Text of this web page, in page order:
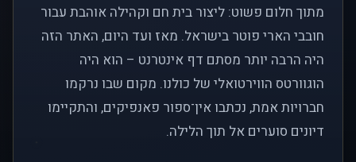
מתוך חלום פשוט: ליצור בית חם וקהילה אוהבת עבור
חובבי הארי פוטר בישראל. מאז ועד היום, האתר הזה
היה הרבה יותר מסתם דף אינטרנט – הוא היה
הוגוורטס הווירטואלי של כולנו. מקום שבו נרקמו
חברויות אמת, נכתבו אין־ספור פאנפיקים, והתקיימו
דיונים סוערים אל תוך הלילה.